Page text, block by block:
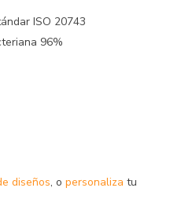
ISO 20743
96%
diseños, o personaliza tu